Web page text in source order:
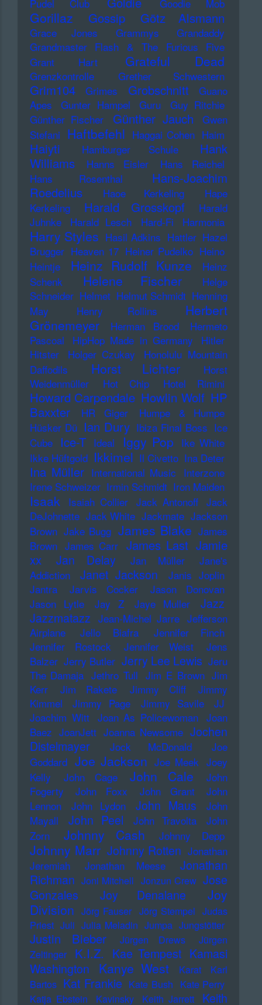
Pudel Club Goodie Mob
Gorillaz Gossip Götz Alsmann
Grace Jones Grammys
Grandaddy
Grandmaster Flash & The Furious Five
Grant Hart
Grateful Dead
Grenzkontrolle Grether Schwestern
Grim104 Grimes Grobschnitt
Guano
Apes
Gunter Hampel Guru
Guy Ritchie
Günther Fischer
Günther Jauch
Gwen
Stefani Haftbefehl Haggai Cohen Haim
Haiyti Hamburger Schule
Hank
Williams
Hanns Eisler
Hans Reichel
Hans Rosenthal
Hans-Joachim
Roedelius
Haoe Kerkeling
Hape
Kerkeling
Harald Grosskopf
Harald
Juhnke
Harald Lesch Hard-Fi Harmonia
Harry Styles Hasil Adkins Hattler Hazel
Brugger Heaven 17 Heiner Pudelko Heino
Heintje
Heinz Rudolf Kunze
Heinz
Schenk
Helene Fischer
Helge
Schneider Helmet Helmut Schmidt Henning
May
Henry Rollins
Herbert
Grönemeyer
Herman Brood
Hermeto
Pascoal
HipHop Made in Germany
Hitler
Hitster
Holger Czukay
Honolulu Mountain
Daffodils
Horst Lichter
Horst
Weidenmüller
Hot Chip Hotel Rimini
Howard Carpendale Howlin Wolf HP
Baxxter
HR Giger
Humpe & Humpe
Hüsker Dü Ian Dury Ibiza Final Boss Ice
Cube
Ice-T Ideal Iggy Pop Ike White
Ikke Hüftgold Ikkimel Il Civetto Ina Deter
Ina Müller International Music Interzone
Irene Schweizer Irmin Schmidt Iron Maiden
Isaak Isaiah Collier Jack Antonoff Jack
DeJohnette Jack White Jackmate Jackson
Brown Jake Bugg James Blake James
Brown James Carr James Last Jamie
xx
Jan Delay Jan Müller
Jane's
Addiction
Janet Jackson
Janis Joplin
Jantra
Jarvis Cocker
Jason Donovan
Jason Lytle
Jay Z Jaye Muller
Jazz
Jazzmatazz Jean-Michel Jarre Jefferson
Airplane
Jello Biafra
Jennifer Finch
Jennifer Rostock
Jennifer Weist
Jens
Balzer Jerry Butler Jerry Lee Lewis Jeru
The Damaja Jethro Tull Jim E Brown Jim
Kerr
Jim Rakete Jimmy Cliff
Jimmy
Kimmel
Jimmy Page Jimmy Savile
JJ
Joachim Witt Joan As Policewoman Joan
Baez JoanJett Joanna Newsome Jochen
Distelmayer
Jock McDonald
Joe
Goddard Joe Jackson Joe Meek Joey
Kelly
John Cage John Cale
John
Fogerty
John Foxx John Grant
John
Lennon
John Lydon John Maus
John
Mayall
John Peel John Travolta
John
Zorn
Johnny Cash Johnny Depp
Johnny Marr Johnny Rotten Jonathan
Jeremiah
Jonathan Meese
Jonathan
Richman Joni Mitchell Jonzun Crew Jose
Gonzales
Joy Denalane
Joy
Division Jörg Fauser Jörg Stempel Judas
Priest Juli Julia Meladin Jumpa Jungstötter
Justin Bieber Jürgen Drews
Jürgen
Zeltinger
K.I.Z. Kae Tempest Kamasi
Washington
Kanye West Karat
Karl
Bartos Kat Frankie Kate Bush Kate Perry
Katja Ebstein
Kavinsky Keith Jarrett
Keith